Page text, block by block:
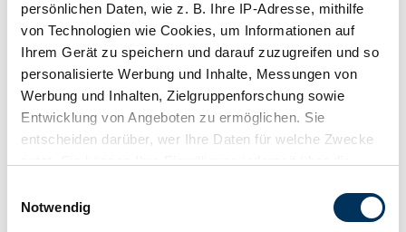
persönlichen Daten, wie z. B. Ihre IP-Adresse, mithilfe
von Technologien wie Cookies, um Informationen auf
Ihrem Gerät zu speichern und darauf zuzugreifen und so
personalisierte Werbung und Inhalte, Messungen von
Werbung und Inhalten, Zielgruppenforschung sowie
Entwicklung von Angeboten zu ermöglichen. Sie
entscheiden darüber, wer Ihre Daten für welche Zwecke
Trigger Symbol ändern oder widerrufen
Notwendig
Dealer
Expired listing